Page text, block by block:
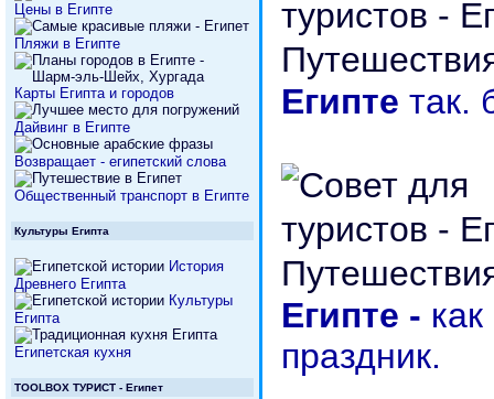
Цены в Египте
Пляжи в Египте
Карты Египта и городов
Дайвинг в Египте
Возвращает - египетский слова
Общественный транспорт в Египте
Культуры Египта
История
Древнего Египта
Культуры
Египта
Египетская кухня
TOOLBOX ТУРИСТ - Египет
Египте так.
Египте -
праздник.